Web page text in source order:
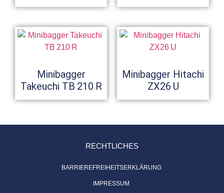
Minibagger
Takeuchi TB 210 R
Minibagger Hitachi
ZX26 U
RECHTLICHES
BARRIEREFREIHEITSERKLÄRUNG
IMPRESSUM